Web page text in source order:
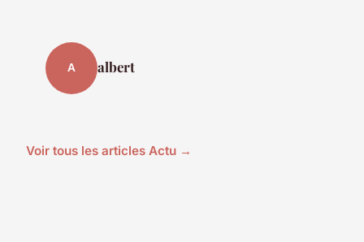
A albert
Voir tous les articles Actu →